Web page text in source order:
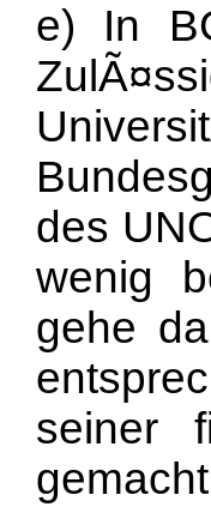
e) In
des
wenig
gehe
seiner